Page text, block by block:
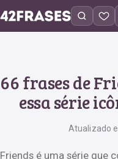
66 frases de
essa série
Atualizado
Friends é uma série que